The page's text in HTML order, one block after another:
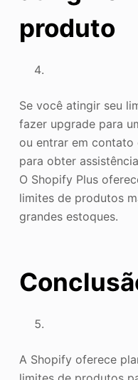
produto
Se você atingir seu
fazer upgrade para
ou entrar em
para obter
O Shopify Plus
limites de produtos
grandes estoques.
A Shopify oferece